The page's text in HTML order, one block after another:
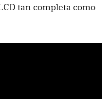
tan completa como